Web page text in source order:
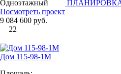
Одноэтажный
Посмотреть проект
9 084 600 руб.
22
Дом 115-98-1М